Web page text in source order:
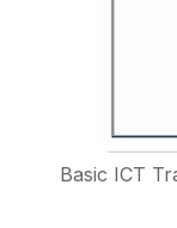
Basic ICT